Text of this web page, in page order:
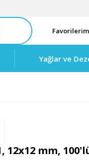
Favorilerim
Yağlar ve
12x12 mm,